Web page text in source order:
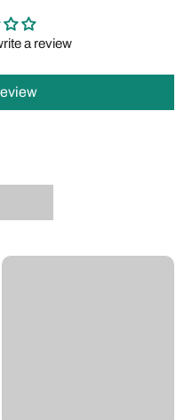
a review